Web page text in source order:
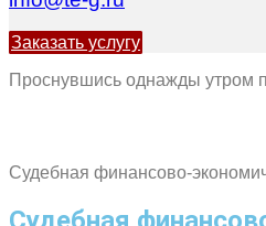
Заказать услугу
Проснувшись однажды утром
Судебная финансово-